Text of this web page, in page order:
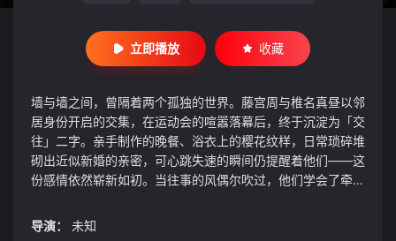
立即播放 收藏
墙与墙之间，曾隔着两个孤独的世界。藤宫周与椎名真昼以邻
居身份开启的交集，在运动会的喧嚣落幕后，终于沉淀为「交
往」二字。亲手制作的晚餐、浴衣上的樱花纹样，日常琐碎堆
砌出近似新婚的亲密，可心跳失速的瞬间仍提醒着他们——这
份感情依然崭新如初。当往事的风偶尔吹过，他们学会了牵手
导演：
未知